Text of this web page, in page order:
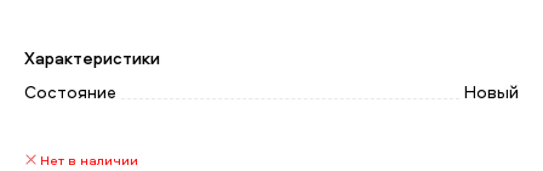
Характеристики
Состояние
Новый
Нет в наличии